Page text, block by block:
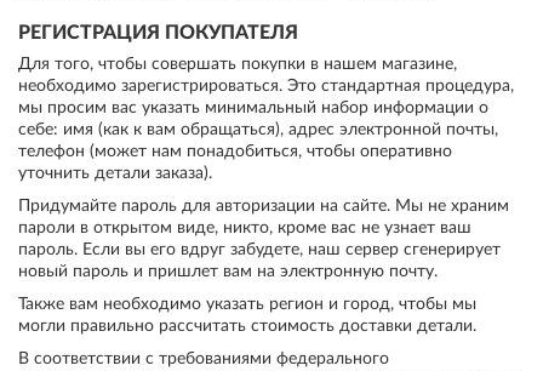
РЕГИСТРАЦИЯ ПОКУПАТЕЛЯ
Для того, чтобы совершать покупки в нашем магазине,
необходимо зарегистрироваться. Это стандартная процедура,
мы просим вас указать минимальный набор информации о
себе: имя (как к вам обращаться), адрес электронной почты,
телефон (может нам понадобиться, чтобы оперативно
уточнить детали заказа).
Придумайте пароль для авторизации на сайте. Мы не храним
пароли в открытом виде, никто, кроме вас не узнает ваш
пароль. Если вы его вдруг забудете, наш сервер сгенерирует
новый пароль и пришлет вам на электронную почту.
Также вам необходимо указать регион и город, чтобы мы
могли правильно рассчитать стоимость доставки детали.
В соответствии с требованиями федерального